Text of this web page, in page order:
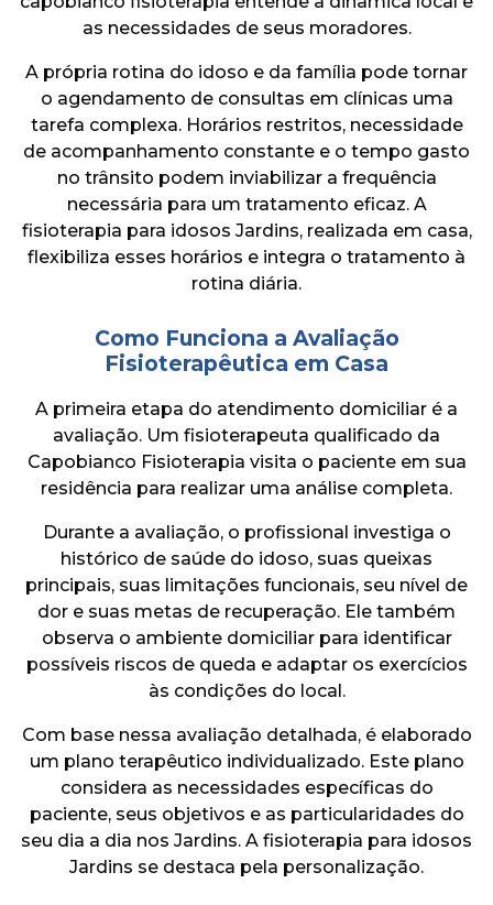
as necessidades de seus moradores.
A própria rotina do idoso e da família pode tornar
o agendamento de consultas em clínicas uma
tarefa complexa. Horários restritos, necessidade
de acompanhamento constante e o tempo gasto
no trânsito podem inviabilizar a frequência
necessária para um tratamento eficaz. A
fisioterapia para idosos Jardins, realizada em casa,
flexibiliza esses horários e integra o tratamento à
rotina diária.
Como Funciona a Avaliação
Fisioterapêutica em Casa
A primeira etapa do atendimento domiciliar é a
avaliação. Um fisioterapeuta qualificado da
Capobianco Fisioterapia visita o paciente em sua
residência para realizar uma análise completa.
Durante a avaliação, o profissional investiga o
histórico de saúde do idoso, suas queixas
principais, suas limitações funcionais, seu nível de
dor e suas metas de recuperação. Ele também
observa o ambiente domiciliar para identificar
possíveis riscos de queda e adaptar os exercícios
às condições do local.
Com base nessa avaliação detalhada, é elaborado
um plano terapêutico individualizado. Este plano
considera as necessidades específicas do
paciente, seus objetivos e as particularidades do
seu dia a dia nos Jardins. A fisioterapia para idosos
Jardins se destaca pela personalização.